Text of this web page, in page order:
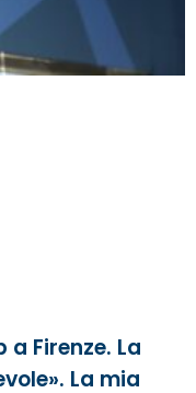
Firenze. La
La mia